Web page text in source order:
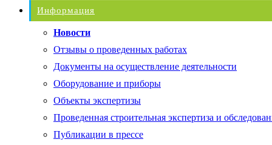
Информация
Новости
Отзывы о проведенных работах
Документы на осуществление деятельности
Оборудование и приборы
Объекты экспертизы
Проведенная строительная экспертиза и
Публикации в прессе